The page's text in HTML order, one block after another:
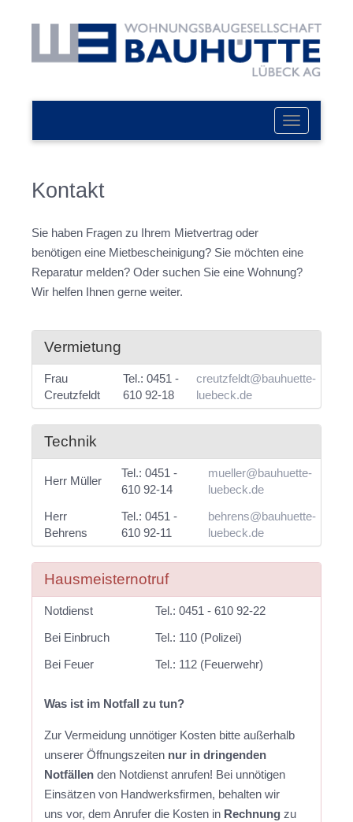
Navigation
ein-/
Kontakt
Sie haben Fragen zu Ihrem Mietvertrag oder
benötigen eine Mietbescheinigung? Sie möchten eine
Reparatur melden? Oder suchen Sie eine Wohnung?
Wir helfen Ihnen gerne weiter.
Vermietung
Frau
Creutzfeldt
Tel.: 0451 -
610 92-18
creutzfeldt@bauhuette-
luebeck.de
Technik
Herr Müller
Tel.: 0451 -
610 92-14
mueller@bauhuette-
luebeck.de
Herr
Behrens
Tel.: 0451 -
610 92-11
behrens@bauhuette-
luebeck.de
Hausmeisternotruf
Notdienst
Tel.: 0451 - 610 92-22
Bei Einbruch
Tel.: 110 (Polizei)
Bei Feuer
Tel.: 112 (Feuerwehr)
Was ist im Notfall zu tun?
Zur Vermeidung unnötiger Kosten bitte außerhalb
unserer Öffnungszeiten nur in dringenden
Notfällen den Notdienst anrufen! Bei unnötigen
Einsätzen von Handwerksfirmen, behalten wir
uns vor, dem Anrufer die Kosten in Rechnung zu